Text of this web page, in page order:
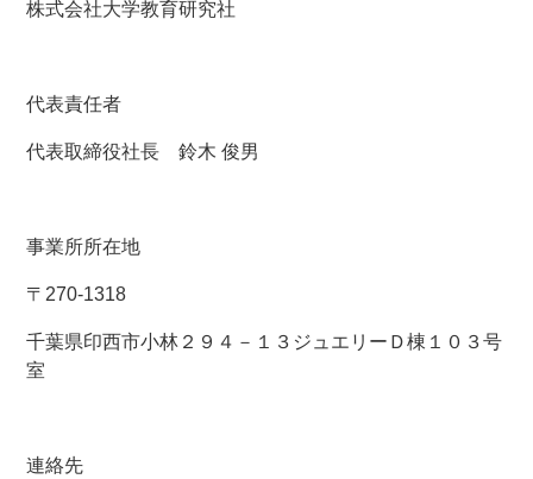
株式会社大学教育研究社
代表責任者
代表取締役社長 鈴木 俊男
事業所所在地
〒270-1318
千葉県印西市小林２９４－１３ジュエリーＤ棟１０３号
室
連絡先